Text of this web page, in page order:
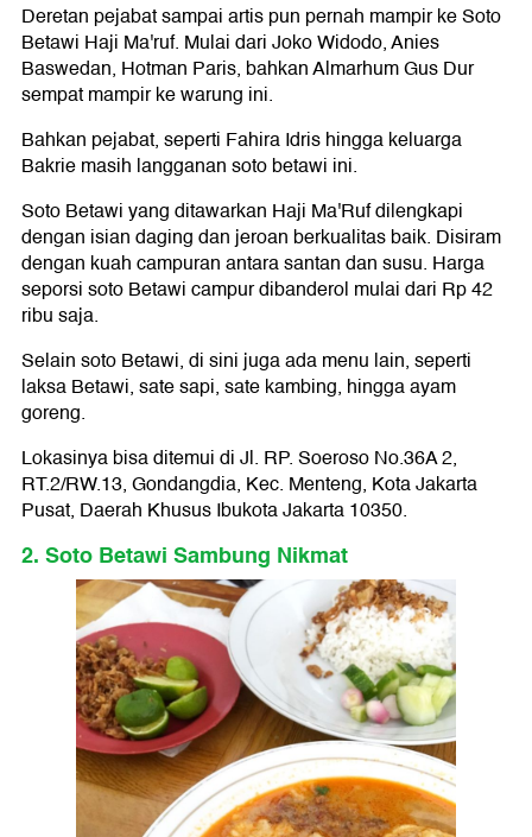
Deretan pejabat sampai artis pun pernah mampir ke Soto
Betawi Haji Ma'ruf. Mulai dari Joko Widodo, Anies
Baswedan, Hotman Paris, bahkan Almarhum Gus Dur
sempat mampir ke warung ini.
Bahkan pejabat, seperti Fahira Idris hingga keluarga
Bakrie masih langganan soto betawi ini.
Soto Betawi yang ditawarkan Haji Ma'Ruf dilengkapi
dengan isian daging dan jeroan berkualitas baik. Disiram
dengan kuah campuran antara santan dan susu. Harga
seporsi soto Betawi campur dibanderol mulai dari Rp 42
ribu saja.
Selain soto Betawi, di sini juga ada menu lain, seperti
laksa Betawi, sate sapi, sate kambing, hingga ayam
goreng.
Lokasinya bisa ditemui di Jl. RP. Soeroso No.36A 2,
RT.2/RW.13, Gondangdia, Kec. Menteng, Kota Jakarta
Pusat, Daerah Khusus Ibukota Jakarta 10350.
2. Soto Betawi Sambung Nikmat